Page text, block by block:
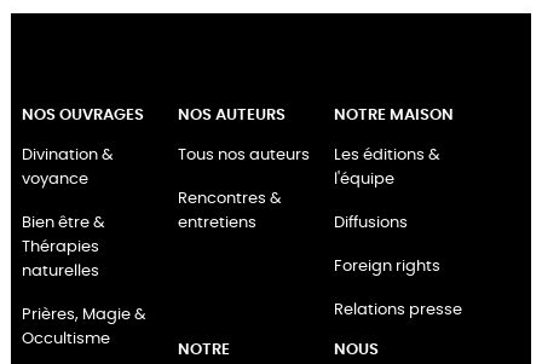
NOS OUVRAGES
Divination &
voyance
Bien être &
Thérapies
naturelles
Prières, Magie &
Occultisme
NOS AUTEURS
Tous nos auteurs
Rencontres &
entretiens
NOTRE MAISON
Les éditions &
l'équipe
Diffusions
Foreign rights
Relations presse
NOTRE NOUS